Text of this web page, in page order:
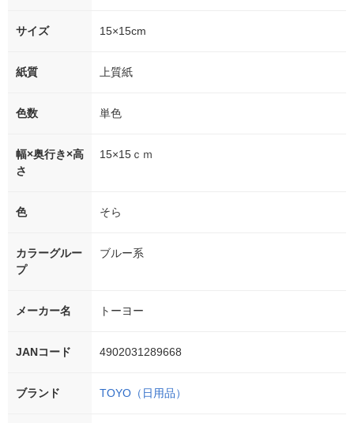
サイズ 15×15cm
紙質 上質紙
色数 単色
幅×奥行き×高
さ
15×15ｃｍ
色 そら
カラーグルー
プ
ブルー系
メーカー名 トーヨー
JANコード 4902031289668
ブランド TOYO（日用品）